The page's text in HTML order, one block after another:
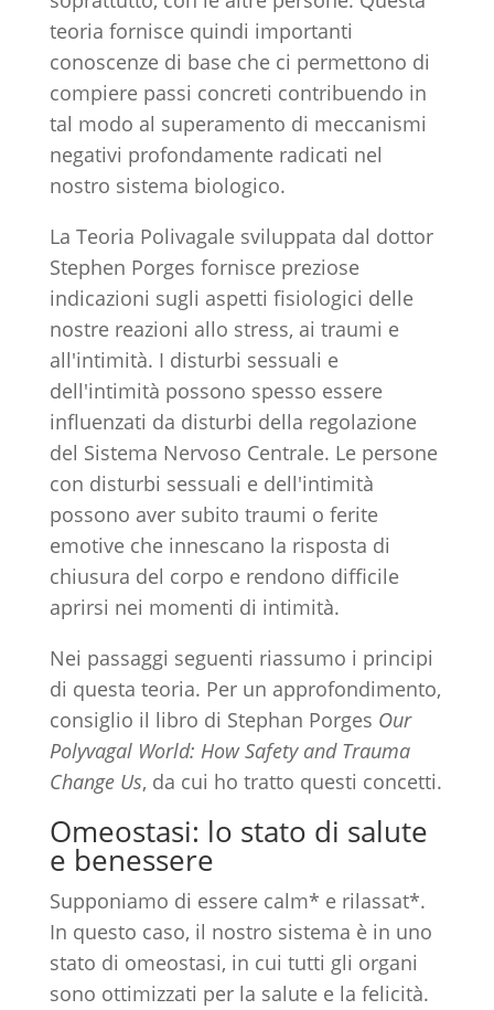
teoria fornisce quindi importanti
conoscenze di base che ci permettono di
compiere passi concreti contribuendo in
tal modo al superamento di meccanismi
negativi profondamente radicati nel
nostro sistema biologico.
La Teoria Polivagale sviluppata dal dottor
Stephen Porges fornisce preziose
indicazioni sugli aspetti fisiologici delle
nostre reazioni allo stress, ai traumi e
all'intimità. I disturbi sessuali e
dell'intimità possono spesso essere
influenzati da disturbi della regolazione
del Sistema Nervoso Centrale. Le persone
con disturbi sessuali e dell'intimità
possono aver subito traumi o ferite
emotive che innescano la risposta di
chiusura del corpo e rendono difficile
aprirsi nei momenti di intimità.
Nei passaggi seguenti riassumo i principi
di questa teoria. Per un approfondimento,
consiglio il libro di Stephan Porges Our
Polyvagal World: How Safety and Trauma
Change Us, da cui ho tratto questi concetti.
Omeostasi: lo stato di salute
e benessere
Supponiamo di essere calm* e rilassat*.
In questo caso, il nostro sistema è in uno
stato di omeostasi, in cui tutti gli organi
sono ottimizzati per la salute e la felicità.